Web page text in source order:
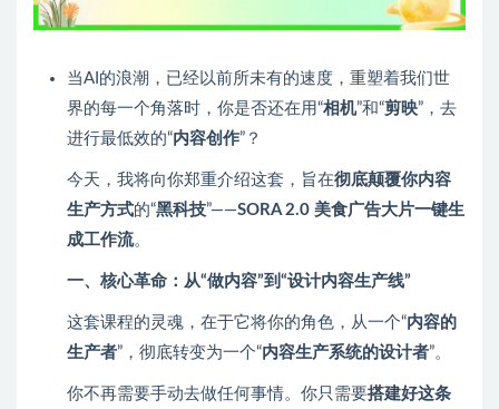
当AI的浪潮，已经以前所未有的速度，重塑着我们世
界的每一个角落时，你是否还在用“相机”和“剪映”，去
进行最低效的“内容创作”？
今天，我将向你郑重介绍这套，旨在彻底颠覆你内容
生产方式的“黑科技”——SORA 2.0 美食广告大片一键生
成工作流。
一、核心革命：从“做内容”到“设计内容生产线”
这套课程的灵魂，在于它将你的角色，从一个“内容的
生产者”，彻底转变为一个“内容生产系统的设计者”。
你不再需要手动去做任何事情。你只需要搭建好这条